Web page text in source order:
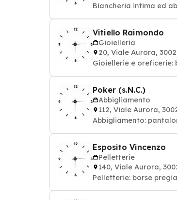
Biancheria intima ed
Vitiello Raimondo
Gioielleria
20, Viale Aurora,
Gioiellerie e
Poker (s.N.C.)
Abbigliamento
112, Viale Aurora,
Abbigliamento:
Esposito Vincenzo
Pelletterie
140, Viale Aurora,
Pelletterie: borse